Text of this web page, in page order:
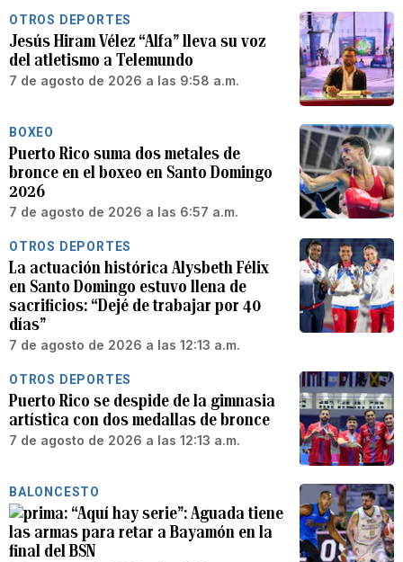
OTROS DEPORTES
Jesús Hiram Vélez “Alfa” lleva su voz
del atletismo a Telemundo
7 de agosto de 2026 a las 9:58 a.m.
BOXEO
Puerto Rico suma dos metales de
bronce en el boxeo en Santo Domingo
2026
7 de agosto de 2026 a las 6:57 a.m.
OTROS DEPORTES
La actuación histórica Alysbeth Félix
en Santo Domingo estuvo llena de
sacrificios: “Dejé de trabajar por 40
días”
7 de agosto de 2026 a las 12:13 a.m.
OTROS DEPORTES
Puerto Rico se despide de la gimnasia
artística con dos medallas de bronce
7 de agosto de 2026 a las 12:13 a.m.
BALONCESTO
“Aquí hay serie”: Aguada tiene
las armas para retar a Bayamón en la
final del BSN